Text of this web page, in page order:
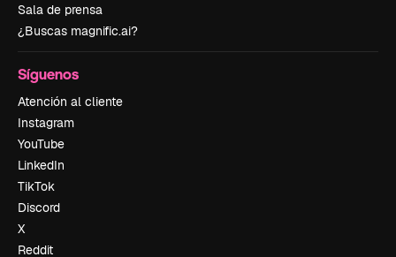
Sala de prensa
¿Buscas magnific.ai?
Síguenos
Atención al cliente
Instagram
YouTube
LinkedIn
TikTok
Discord
X
Reddit